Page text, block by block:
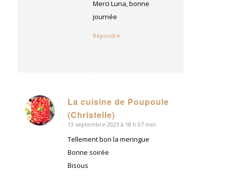
Merci Luna, bonne
journée
Répondre
La cuisine de Poupoule
(Christelle)
dit
:
13 septembre 2023 à 18 h 07 min
Tellement bon la meringue
Bonne soirée
Bisous